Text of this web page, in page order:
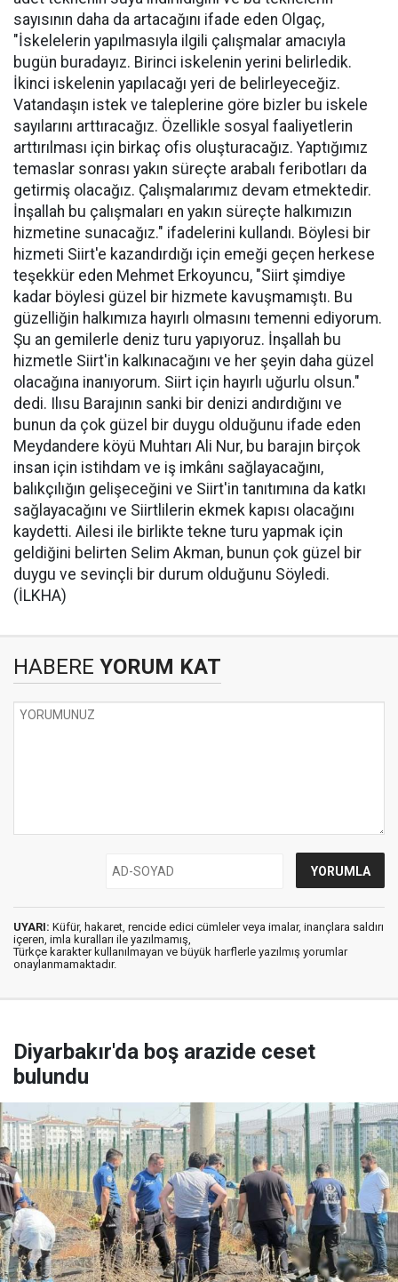
sayısının daha da artacağını ifade eden Olgaç,
"İskelelerin yapılmasıyla ilgili çalışmalar amacıyla
bugün buradayız. Birinci iskelenin yerini belirledik.
İkinci iskelenin yapılacağı yeri de belirleyeceğiz.
Vatandaşın istek ve taleplerine göre bizler bu iskele
sayılarını arttıracağız. Özellikle sosyal faaliyetlerin
arttırılması için birkaç ofis oluşturacağız. Yaptığımız
temaslar sonrası yakın süreçte arabalı feribotları da
getirmiş olacağız. Çalışmalarımız devam etmektedir.
İnşallah bu çalışmaları en yakın süreçte halkımızın
hizmetine sunacağız." ifadelerini kullandı. Böylesi bir
hizmeti Siirt'e kazandırdığı için emeği geçen herkese
teşekkür eden Mehmet Erkoyuncu, "Siirt şimdiye
kadar böylesi güzel bir hizmete kavuşmamıştı. Bu
güzelliğin halkımıza hayırlı olmasını temenni ediyorum.
Şu an gemilerle deniz turu yapıyoruz. İnşallah bu
hizmetle Siirt'in kalkınacağını ve her şeyin daha güzel
olacağına inanıyorum. Siirt için hayırlı uğurlu olsun."
dedi. Ilısu Barajının sanki bir denizi andırdığını ve
bunun da çok güzel bir duygu olduğunu ifade eden
Meydandere köyü Muhtarı Ali Nur, bu barajın birçok
insan için istihdam ve iş imkânı sağlayacağını,
balıkçılığın gelişeceğini ve Siirt'in tanıtımına da katkı
sağlayacağını ve Siirtlilerin ekmek kapısı olacağını
kaydetti. Ailesi ile birlikte tekne turu yapmak için
geldiğini belirten Selim Akman, bunun çok güzel bir
duygu ve sevinçli bir durum olduğunu Söyledi.
(İLKHA)
HABERE YORUM KAT
UYARI: Küfür, hakaret, rencide edici cümleler veya imalar, inançlara saldırı
içeren, imla kuralları ile yazılmamış,
Türkçe karakter kullanılmayan ve büyük harflerle yazılmış yorumlar
onaylanmamaktadır.
Diyarbakır'da boş arazide ceset
bulundu